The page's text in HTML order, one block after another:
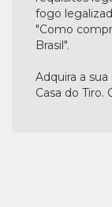
fogo
"Como
Brasil".
Adquira a
Casa do